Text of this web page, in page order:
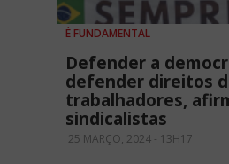
É FUNDAMENTAL
Defender a
defender direitos
trabalhadores,
sindicalistas
25 MARÇO, 2024 - 13H17